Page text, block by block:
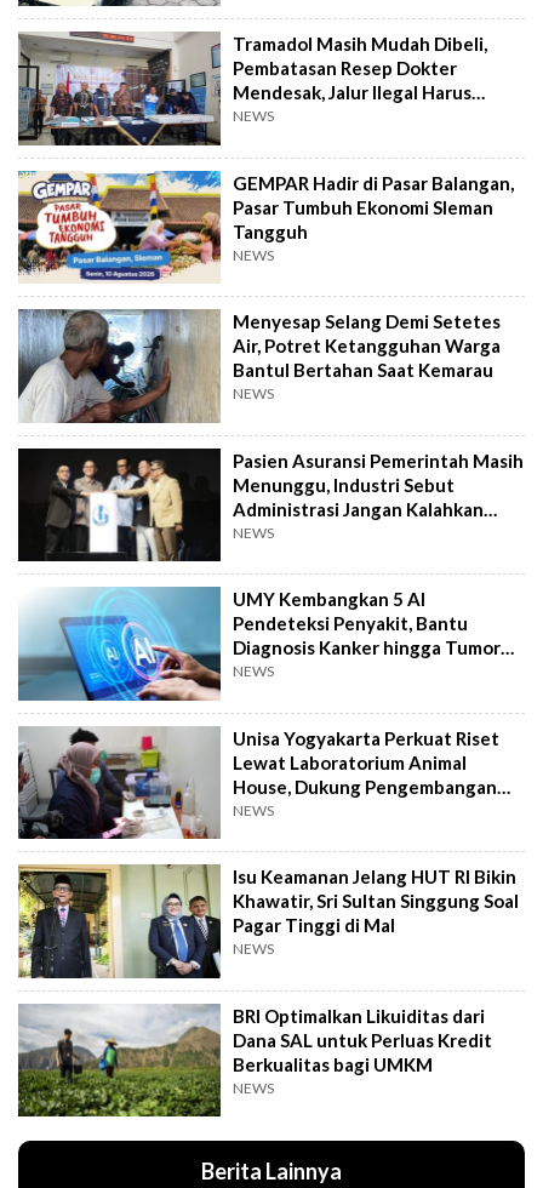
Tramadol Masih Mudah Dibeli,
Pembatasan Resep Dokter
Mendesak, Jalur Ilegal Harus
Distop
NEWS
GEMPAR Hadir di Pasar Balangan,
Pasar Tumbuh Ekonomi Sleman
Tangguh
NEWS
Menyesap Selang Demi Setetes
Air, Potret Ketangguhan Warga
Bantul Bertahan Saat Kemarau
NEWS
Pasien Asuransi Pemerintah Masih
Menunggu, Industri Sebut
Administrasi Jangan Kalahkan
Kemanusiaan
NEWS
UMY Kembangkan 5 AI
Pendeteksi Penyakit, Bantu
Diagnosis Kanker hingga Tumor
Otak Lebih Cepat
NEWS
Unisa Yogyakarta Perkuat Riset
Lewat Laboratorium Animal
House, Dukung Pengembangan
Kandidat Obat
NEWS
Isu Keamanan Jelang HUT RI Bikin
Khawatir, Sri Sultan Singgung Soal
Pagar Tinggi di Mal
NEWS
BRI Optimalkan Likuiditas dari
Dana SAL untuk Perluas Kredit
Berkualitas bagi UMKM
NEWS
Berita Lainnya